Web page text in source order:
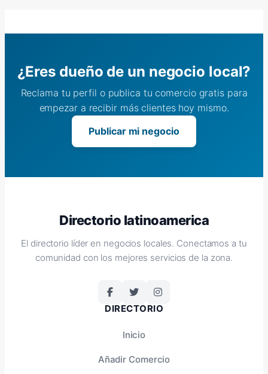
¿Eres dueño de un negocio local?
Reclama tu perfil o publica tu comercio gratis para
empezar a recibir más clientes hoy mismo.
Publicar mi negocio
Directorio latinoamerica
El directorio líder en negocios locales. Conectamos a tu
comunidad con los mejores servicios de la zona.
DIRECTORIO
Inicio
Añadir Comercio